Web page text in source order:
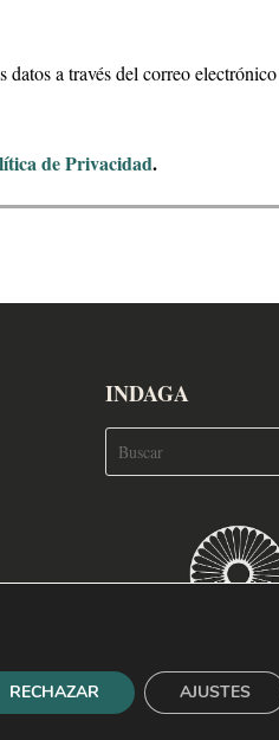
a través del correo electrónico
de Privacidad.
INDAGA
RECHAZAR AJUSTES